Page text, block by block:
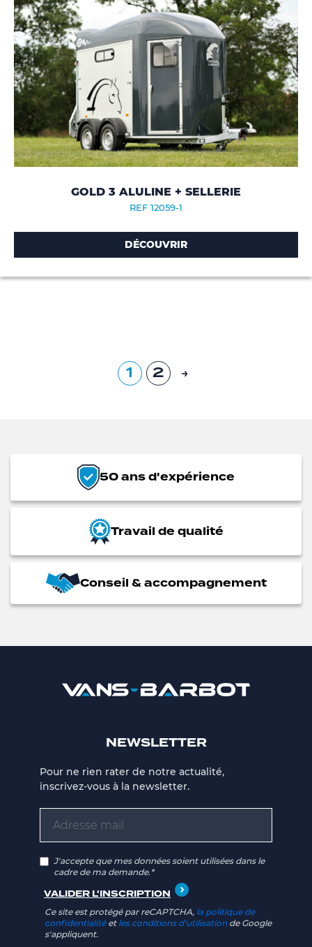
GOLD 3 ALULINE + SELLERIE
REF 12059-1
DÉCOUVRIR
1 2 →
50 ans d'expérience
Travail de qualité
Conseil & accompagnement
NEWSLETTER
Pour ne rien rater de notre actualité,
inscrivez-vous à la newsletter.
J'accepte que mes données soient utilisées dans le
cadre de ma demande.*
Ce site est protégé par reCAPTCHA, la politique de
confidentialitéet les conditions d'utilisation de Google
s'appliquent.